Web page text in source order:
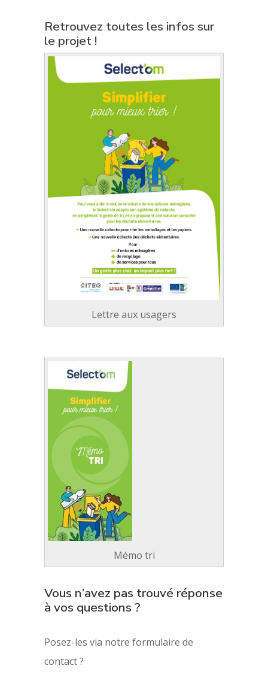
Retrouvez toutes les infos sur
le projet !
Lettre aux usagers
Mémo tri
Vous n’avez pas trouvé réponse
à vos questions ?
Posez-les via notre formulaire de
contact ?